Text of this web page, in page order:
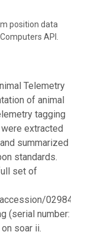
position data
API.
Telemetry
of animal
tagging
extracted
summarized
standards.
set of
0298433.
(serial number:
soar ii.